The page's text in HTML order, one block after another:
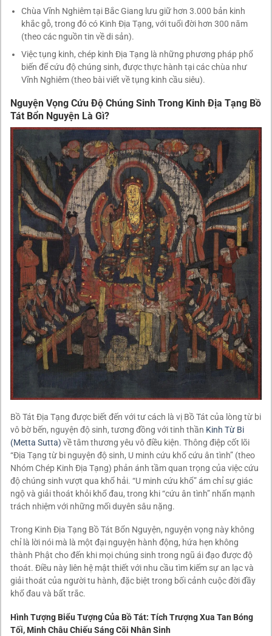
Chùa Vĩnh Nghiêm tại Bắc Giang lưu giữ hơn 3.000 bản kinh
khắc gỗ, trong đó có Kinh Địa Tạng, với tuổi đời hơn 300 năm
(theo các nguồn tin về di sản).
Việc tụng kinh, chép kinh Địa Tạng là những phương pháp phổ
biến để cứu độ chúng sinh, được thực hành tại các chùa như
Vĩnh Nghiêm (theo bài viết về tụng kinh cầu siêu).
Nguyện Vọng Cứu Độ Chúng Sinh Trong Kinh Địa Tạng Bồ
Tát Bổn Nguyện Là Gì?
Bồ Tát Địa Tạng được biết đến với tư cách là vị Bồ Tát của lòng từ bi
vô bờ bến, nguyện độ sinh, tương đồng với tinh thần Kinh Từ Bi
(Metta Sutta) về tâm thương yêu vô điều kiện. Thông điệp cốt lõi
“Địa Tạng từ bi nguyện độ sinh, U minh cứu khổ cứu ân tình” (theo
Nhóm Chép Kinh Địa Tạng) phản ánh tầm quan trọng của việc cứu
độ chúng sinh vượt qua khổ hải. “U minh cứu khổ” ám chỉ sự giác
ngộ và giải thoát khỏi khổ đau, trong khi “cứu ân tình” nhấn mạnh
trách nhiệm với những mối duyên sâu nặng.
Trong Kinh Địa Tạng Bồ Tát Bổn Nguyện, nguyện vọng này không
chỉ là lời nói mà là một đại nguyện hành động, hứa hẹn không
thành Phật cho đến khi mọi chúng sinh trong ngũ ái đạo được độ
thoát. Điều này liên hệ mật thiết với nhu cầu tìm kiếm sự an lạc và
giải thoát của người tu hành, đặc biệt trong bối cảnh cuộc đời đầy
khổ đau và bất trắc.
Hình Tượng Biểu Tượng Của Bồ Tát: Tích Trượng Xua Tan Bóng
Tối, Minh Châu Chiếu Sáng Cõi Nhân Sinh